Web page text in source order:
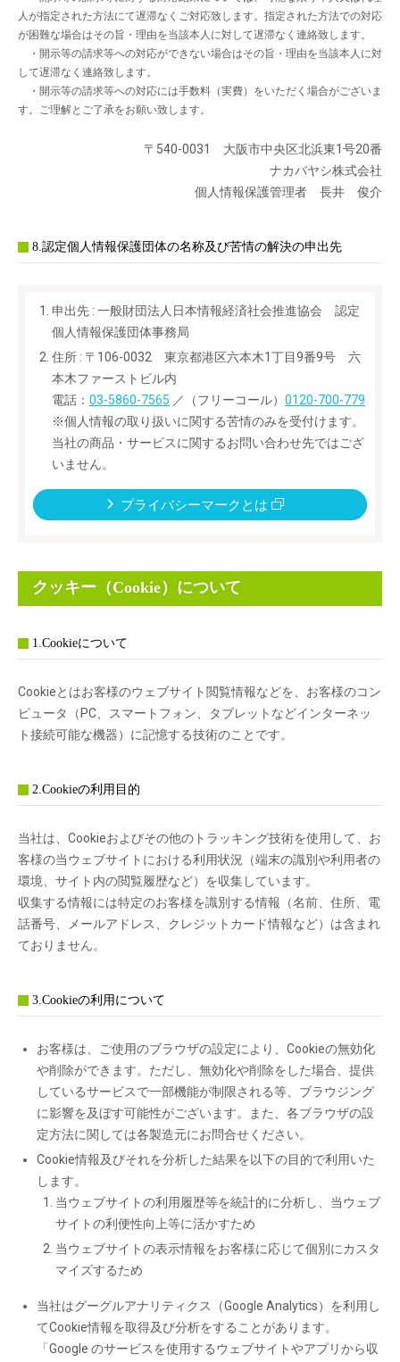
人が指定された方法にて遅滞なくご対応致します。指定された方法での対応
が困難な場合はその旨・理由を当該本人に対して遅滞なく連絡致します。
・開示等の請求等への対応ができない場合はその旨・理由を当該本人に対
して遅滞なく連絡致します。
・開示等の請求等への対応には手数料（実費）をいただく場合がございま
す。ご理解とご了承をお願い致します。
〒540-0031 大阪市中央区北浜東1号20番
ナカバヤシ株式会社
個人情報保護管理者 長井 俊介
8.認定個人情報保護団体の名称及び苦情の解決の申出先
申出先 : 一般財団法人日本情報経済社会推進協会 認定
個人情報保護団体事務局
住所 : 〒106-0032 東京都港区六本木1丁目9番9号 六
本木ファーストビル内
電話： 03-5860-7565 ／（フリーコール） 0120-700-779
※個人情報の取り扱いに関する苦情のみを受付けます。
当社の商品・サービスに関するお問い合わせ先ではござ
いません。
プライバシーマークとは
クッキー（Cookie）について
1.Cookieについて
Cookieとはお客様のウェブサイト閲覧情報などを、お客様のコン
ピュータ（PC、スマートフォン、タブレットなどインターネッ
ト接続可能な機器）に記憶する技術のことです。
2.Cookieの利用目的
当社は、Cookieおよびその他のトラッキング技術を使用して、お
客様の当ウェブサイトにおける利用状況（端末の識別や利用者の
環境、サイト内の閲覧履歴など）を収集しています。
収集する情報には特定のお客様を識別する情報（名前、住所、電
話番号、メールアドレス、クレジットカード情報など）は含まれ
ておりません。
3.Cookieの利用について
お客様は、ご使用のブラウザの設定により、Cookieの無効化
や削除ができます。ただし、無効化や削除をした場合、提供
しているサービスで一部機能が制限される等、ブラウジング
に影響を及ぼす可能性がございます。また、各ブラウザの設
定方法に関しては各製造元にお問合せください。
Cookie情報及びそれを分析した結果を以下の目的で利用いた
します。
当ウェブサイトの利用履歴等を統計的に分析し、当ウェブ
サイトの利便性向上等に活かすため
当ウェブサイトの表示情報をお客様に応じて個別にカスタ
マイズするため
当社はグーグルアナリティクス（Google Analytics）を利用し
てCookie情報を取得及び分析をすることがあります。
「Google のサービスを使用するウェブサイトやアプリから収